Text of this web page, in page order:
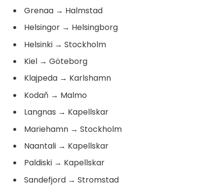
Grenaa → Halmstad
Helsingor → Helsingborg
Helsinki → Stockholm
Kiel → Göteborg
Klajpeda → Karlshamn
Kodaň → Malmo
Langnas → Kapellskar
Mariehamn → Stockholm
Naantali → Kapellskar
Paldiski → Kapellskar
Sandefjord → Stromstad